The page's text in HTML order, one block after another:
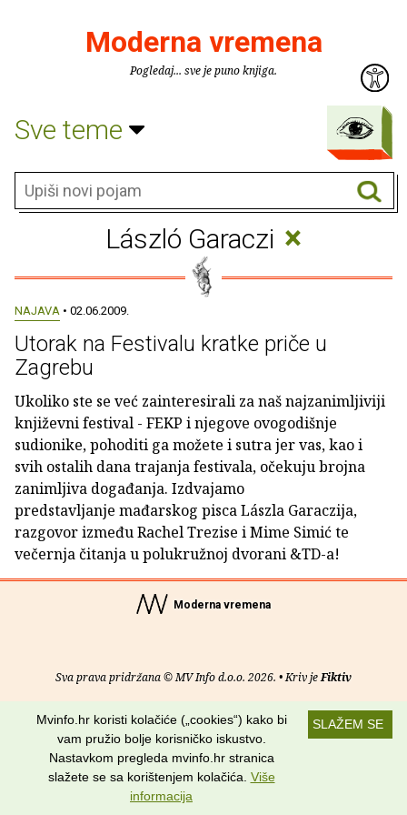
Moderna vremena
Pogledaj... sve je puno knjiga.
Sve teme
László Garaczi ×
NAJAVA • 02.06.2009.
Utorak na Festivalu kratke priče u
Zagrebu
Ukoliko ste se već zainteresirali za naš najzanimljiviji
književni festival - FEKP i njegove ovogodišnje
sudionike, pohoditi ga možete i sutra jer vas, kao i
svih ostalih dana trajanja festivala, očekuju brojna
zanimljiva događanja. Izdvajamo
predstavljanje mađarskog pisca Lászla Garaczija,
razgovor između Rachel Trezise i Mime Simić te
večernja čitanja u polukružnoj dvorani &TD-a!
Moderna vremena
Sva prava pridržana © MV Info d.o.o. 2026. • Kriv jeFiktiv
O nama • Pomoć• Uvjeti korištenja• RSS kanali
Potraži nas na:
SLAŽEM SE
Mvinfo.hr koristi kolačiće („cookies“) kako bi
vam pružio bolje korisničko iskustvo.
Nastavkom pregleda mvinfo.hr stranica
slažete se sa korištenjem kolačića. Više
informacija